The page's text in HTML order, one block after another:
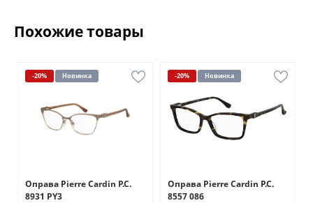
Похожие товары
-20% Новинка
Оправа Pierre Cardin P.C.
8931 PY3
-20% Новинка
Оправа Pierre Cardin P.C.
8557 086